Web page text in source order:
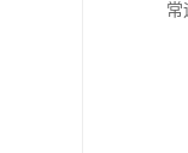
常